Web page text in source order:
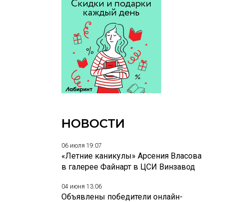
НОВОСТИ
06 июля 19:07
«Летние каникулы» Арсения Власова
в галерее Файнарт в ЦСИ Винзавод
04 июня 13:06
Объявлены победители онлайн-